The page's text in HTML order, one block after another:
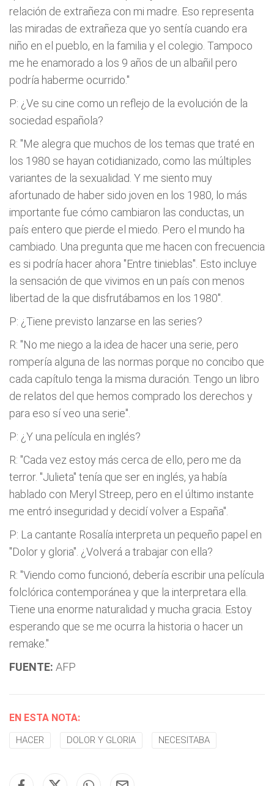
relación de extrañeza con mi madre. Eso representa
las miradas de extrañeza que yo sentía cuando era
niño en el pueblo, en la familia y el colegio. Tampoco
me he enamorado a los 9 años de un albañil pero
podría haberme ocurrido."
P: ¿Ve su cine como un reflejo de la evolución de la
sociedad española?
R: "Me alegra que muchos de los temas que traté en
los 1980 se hayan cotidianizado, como las múltiples
variantes de la sexualidad. Y me siento muy
afortunado de haber sido joven en los 1980, lo más
importante fue cómo cambiaron las conductas, un
país entero que pierde el miedo. Pero el mundo ha
cambiado. Una pregunta que me hacen con frecuencia
es si podría hacer ahora "Entre tinieblas". Esto incluye
la sensación de que vivimos en un país con menos
libertad de la que disfrutábamos en los 1980".
P: ¿Tiene previsto lanzarse en las series?
R: "No me niego a la idea de hacer una serie, pero
rompería alguna de las normas porque no concibo que
cada capítulo tenga la misma duración. Tengo un libro
de relatos del que hemos comprado los derechos y
para eso sí veo una serie".
P: ¿Y una película en inglés?
R: "Cada vez estoy más cerca de ello, pero me da
terror. "Julieta" tenía que ser en inglés, ya había
hablado con Meryl Streep, pero en el último instante
me entró inseguridad y decidí volver a España".
P: La cantante Rosalía interpreta un pequeño papel en
"Dolor y gloria". ¿Volverá a trabajar con ella?
R: "Viendo como funcionó, debería escribir una película
folclórica contemporánea y que la interpretara ella.
Tiene una enorme naturalidad y mucha gracia. Estoy
esperando que se me ocurra la historia o hacer un
remake."
FUENTE: AFP
EN ESTA NOTA:
HACER DOLOR Y GLORIA NECESITABA